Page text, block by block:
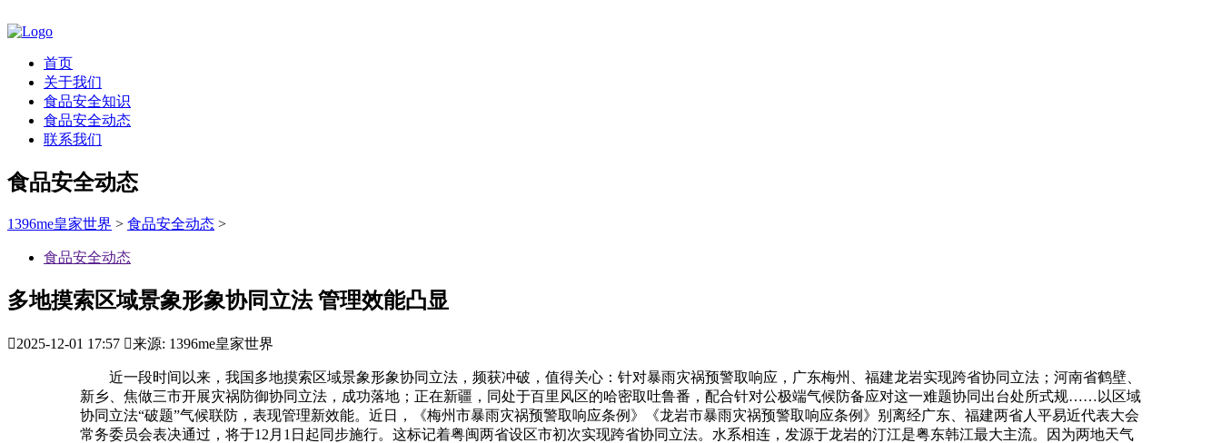
首页
关于我们
食品安全知识
食品安全动态
联系我们
食品安全动态
1396me皇家世界 > 食品安全动态 >
食品安全动态
多地摸索区域景象形象协同立法 管理效能凸显
2025-12-01 17:57 来源: 1396me皇家世界
近一段时间以来，我国多地摸索区域景象形象协同立法，频获冲破，值得关心：针对暴雨灾祸预警取响应，广东梅州、福建龙岩实现跨省协同立法；河南省鹤壁、
新乡、焦做三市开展灾祸防御协同立法，成功落地；正在新疆，同处于百里风区的哈密取吐鲁番，配合针对公极端气候防备应对这一难题协同出台处所式规……以区域
协同立法“破题”气候联防，表现管理新效能。近日，《梅州市暴雨灾祸预警取响应条例》《龙岩市暴雨灾祸预警取响应条例》别离经广东、福建两省人平易近代表大会
常务委员会表决通过，将于12月1日起同步施行。这标记着粤闽两省设区市初次实现跨省协同立法。水系相连，发源于龙岩的汀江是粤东韩江最大主流。因为两地天气